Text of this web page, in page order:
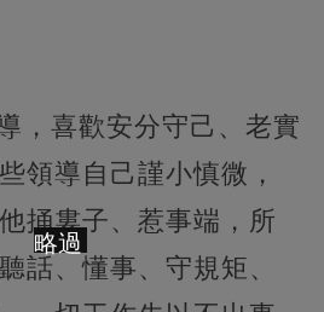
，喜歡安分守己、老實
領導自己謹小慎微，
捅婁子、惹事端，所
話、懂事、守規矩、
略過